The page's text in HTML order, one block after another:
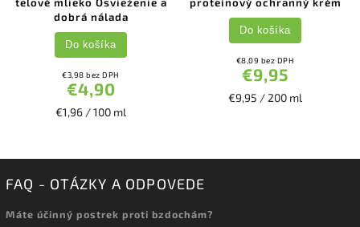
dobrá nálada
€3,98 bez DPH
€4,90
€1,96 / 100 ml
Do košíka
€8,09 bez DPH
€9,95
€9,95 / 200 ml
Do košíka
FAQ - OTÁZKY A ODPOVEDE
Máte účinný postrek proti bzdochám?